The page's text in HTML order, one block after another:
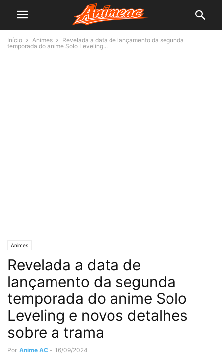
Início Animes
Revelada a data de lançamento da segunda
temporada do anime Solo Leveling...
Animes
Revelada a data de
lançamento da segunda
temporada do anime Solo
Leveling e novos detalhes
sobre a trama
Por Anime AC - 16/09/2024